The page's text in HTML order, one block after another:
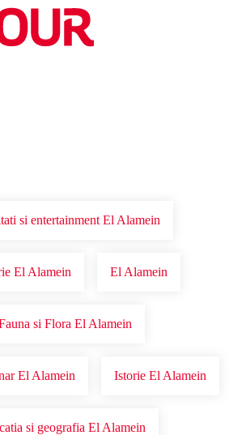
perfecta OFERTE DE NERATAT
si entertainment El Alamein
El Alamein El Alamein
si Flora El Alamein
El Alamein Istorie El Alamein
si geografia El Alamein